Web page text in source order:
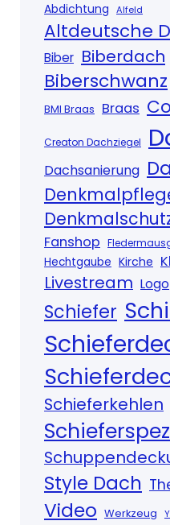
Abdichtung Alfeld
Altdeutsche
Biber Biberdach
Biberschwanz
BMI Braas Braas
Creaton Dachziegel
Dachsanierung
Fanshop
Hechtgaube Kirche
Livestream Logo
Schiefer
Schieferkehlen
Style Dach
Video Werkzeug